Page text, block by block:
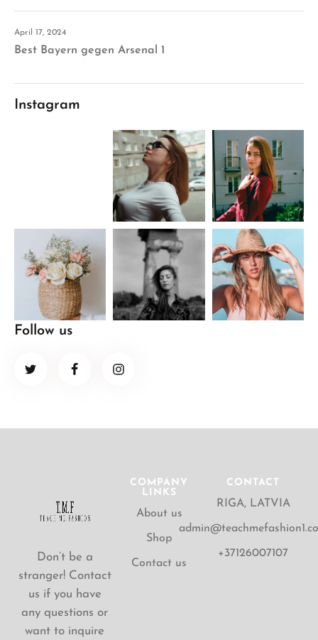
April 17, 2024
Best Bayern gegen Arsenal 1
Instagram
Follow us
Don’t be a
stranger! Contact
us if you have
any questions or
want to inquire
COMPANY
LINKS
About us
Shop
Contact us
CONTACT
RIGA, LATVIA
+37126007107